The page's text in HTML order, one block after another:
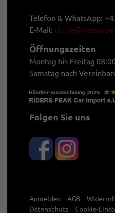
Telefon & WhatsApp:
E-Mail: office@riders-
Öffnungszeiten
Montag bis Freitag
Samstag nach
Folgen Sie uns
Anmelden AGB
Datenschutz
Cookie-